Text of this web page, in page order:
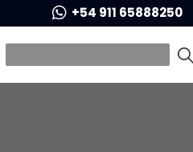
+54 911 65888250